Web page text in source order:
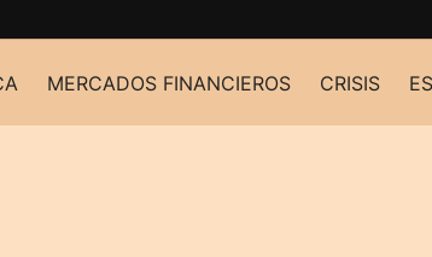
MERCADOS FINANCIEROS CRISIS